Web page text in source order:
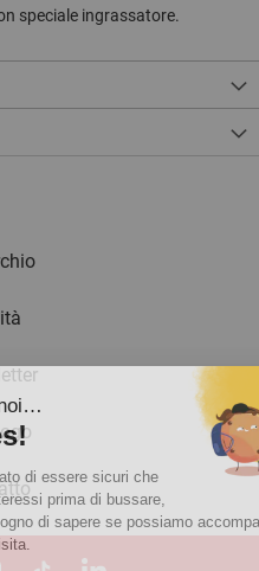
speciale ingrassatore.
accompagnarti